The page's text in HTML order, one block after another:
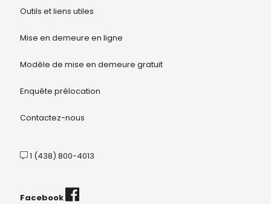
Outils et liens utiles
Mise en demeure en ligne
Modèle de mise en demeure gratuit
Enquête prélocation
Contactez-nous
1 (438) 800-4013
Facebook